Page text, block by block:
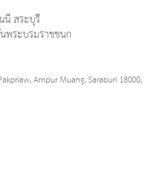
นี สระบุรี
ระบรมราชชนก
Ampur Muang, Saraburi 18000,